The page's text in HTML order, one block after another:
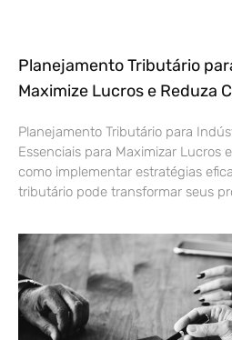
Planejamento Tributário
Maximize Lucros e Reduza
Planejamento Tributário para
Essenciais para Maximizar Lucros
como implementar estratégias
tributário pode transformar seus